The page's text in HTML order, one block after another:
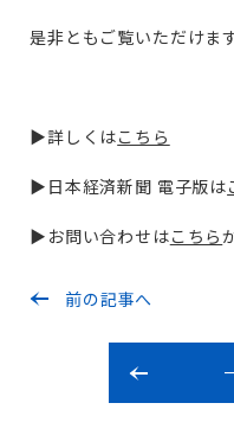
是非ともご覧いただけま
▶詳しくはこちら
▶日本経済新聞 電子版は
▶お問い合わせはこちら
前の記事へ